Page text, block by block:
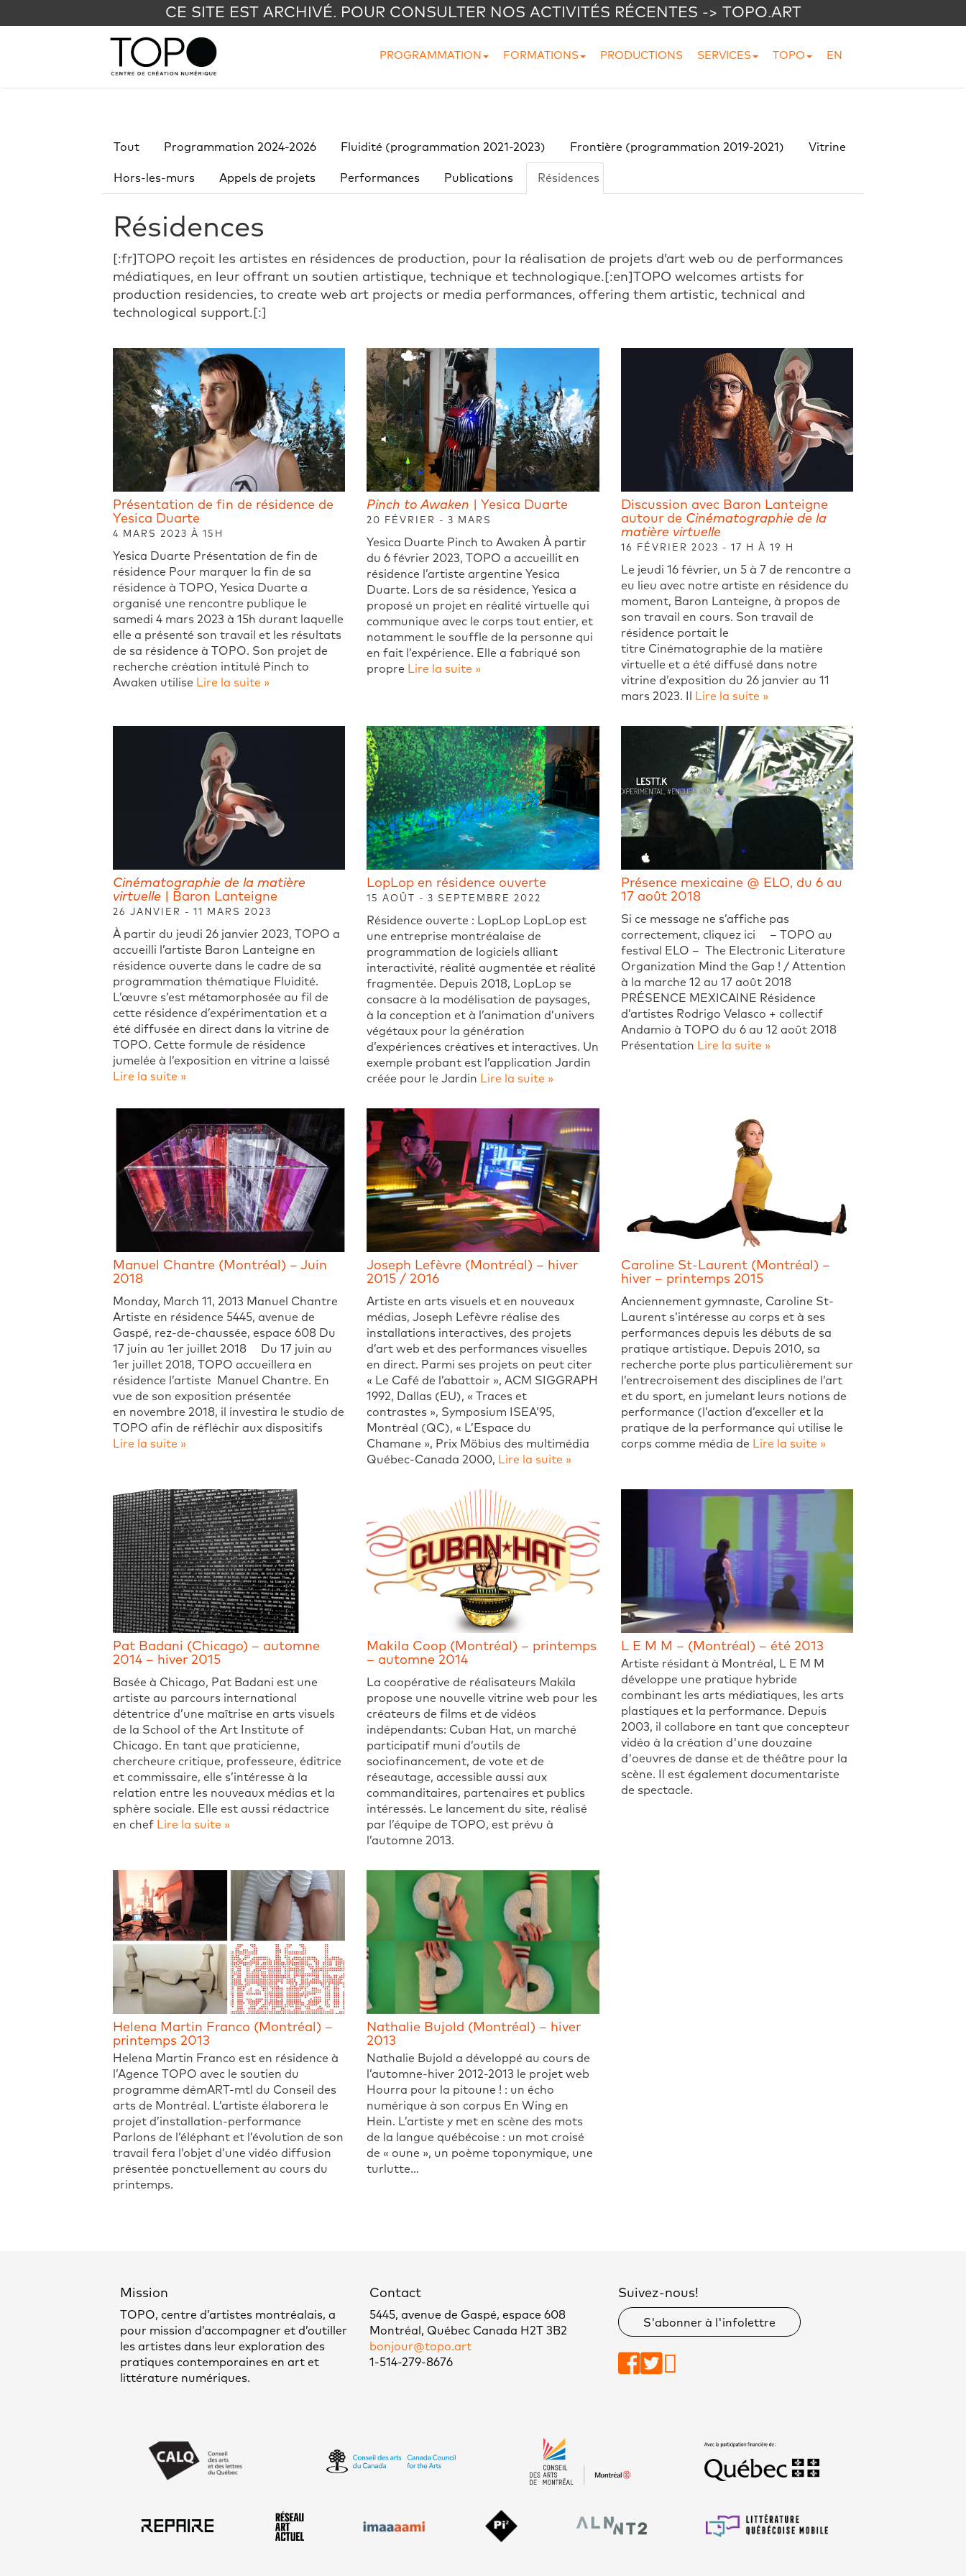
CE SITE EST ARCHIVÉ. POUR CONSULTER NOS ACTIVITÉS RÉCENTES -> TOPO.ART
PROGRAMMATION FORMATIONS PRODUCTIONS SERVICES TOPO EN
Tout Programmation 2024-2026 Fluidité (programmation 2021-2023) Frontière (programmation 2019-2021) Vitrine
Hors-les-murs Appels de projets Performances Publications Résidences
Résidences
[:fr]TOPO reçoit les artistes en résidences de production, pour la réalisation de projets d’art web ou de performances
médiatiques, en leur offrant un soutien artistique, technique et technologique.[:en]TOPO welcomes artists for
production residencies, to create web art projects or media performances, offering them artistic, technical and
technological support.[:]
Présentation de fin de résidence de
Yesica Duarte
4 MARS 2023 À 15H
Yesica Duarte Présentation de fin de
résidence Pour marquer la fin de sa
résidence à TOPO, Yesica Duarte a
organisé une rencontre publique le
samedi 4 mars 2023 à 15h durant laquelle
elle a présenté son travail et les résultats
de sa résidence à TOPO. Son projet de
recherche création intitulé Pinch to
Awaken utilise Lire la suite »
Pinch to Awaken | Yesica Duarte
20 FÉVRIER - 3 MARS
Yesica Duarte Pinch to Awaken À partir
du 6 février 2023, TOPO a accueillit en
résidence l’artiste argentine Yesica
Duarte. Lors de sa résidence, Yesica a
proposé un projet en réalité virtuelle qui
communique avec le corps tout entier, et
notamment le souffle de la personne qui
en fait l’expérience. Elle a fabriqué son
propre Lire la suite »
Discussion avec Baron Lanteigne
autour de Cinématographie de la
matière virtuelle
16 FÉVRIER 2023 - 17 H À 19 H
Le jeudi 16 février, un 5 à 7 de rencontre a
eu lieu avec notre artiste en résidence du
moment, Baron Lanteigne, à propos de
son travail en cours. Son travail de
résidence portait le
titre Cinématographie de la matière
virtuelle et a été diffusé dans notre
vitrine d’exposition du 26 janvier au 11
mars 2023. Il
Lire la suite »
Cinématographie de la matière
virtuelle | Baron Lanteigne
26 JANVIER - 11 MARS 2023
À partir du jeudi 26 janvier 2023, TOPO a
accueilli l’artiste Baron Lanteigne en
résidence ouverte dans le cadre de sa
programmation thématique Fluidité.
L’œuvre s’est métamorphosée au fil de
cette résidence d’expérimentation et a
été diffusée en direct dans la vitrine de
TOPO. Cette formule de résidence
jumelée à l’exposition en vitrine a laissé
Lire la suite »
LopLop en résidence ouverte
15 AOÛT - 3 SEPTEMBRE 2022
Résidence ouverte : LopLop LopLop est
une entreprise montréalaise de
programmation de logiciels alliant
interactivité, réalité augmentée et réalité
fragmentée. Depuis 2018, LopLop se
consacre à la modélisation de paysages,
à la conception et à l’animation d’univers
végétaux pour la génération
d’expériences créatives et interactives. Un
exemple probant est l’application Jardin
créée pour le Jardin Lire la suite »
Présence mexicaine @ ELO, du 6 au
17 août 2018
Si ce message ne s’affiche pas
correctement, cliquez ici – TOPO au
festival ELO – The Electronic Literature
Organization Mind the Gap ! / Attention
à la marche 12 au 17 août 2018
PRÉSENCE MEXICAINE Résidence
d’artistes Rodrigo Velasco + collectif
Andamio à TOPO du 6 au 12 août 2018
Présentation Lire la suite »
Manuel Chantre (Montréal) – Juin
2018
Monday, March 11, 2013 Manuel Chantre
Artiste en résidence 5445, avenue de
Gaspé, rez-de-chaussée, espace 608 Du
17 juin au 1er juillet 2018 Du 17 juin au
1er juillet 2018, TOPO accueillera en
résidence l’artiste Manuel Chantre. En
vue de son exposition présentée
en novembre 2018, il investira le studio de
TOPO afin de réfléchir aux dispositifs
Lire la suite »
Joseph Lefèvre (Montréal) – hiver
2015 / 2016
Artiste en arts visuels et en nouveaux
médias, Joseph Lefèvre réalise des
installations interactives, des projets
d’art web et des performances visuelles
en direct. Parmi ses projets on peut citer
« Le Café de l’abattoir », ACM SIGGRAPH
1992, Dallas (EU), « Traces et
contrastes », Symposium ISEA’95,
Montréal (QC), « L’Espace du
Chamane », Prix Möbius des multimédia
Québec-Canada 2000, Lire la suite »
Caroline St-Laurent (Montréal) –
hiver – printemps 2015
Anciennement gymnaste, Caroline St-
Laurent s’intéresse au corps et à ses
performances depuis les débuts de sa
pratique artistique. Depuis 2010, sa
recherche porte plus particulièrement sur
l’entrecroisement des disciplines de l’art
et du sport, en jumelant leurs notions de
performance (l’action d’exceller et la
pratique de la performance qui utilise le
corps comme média de Lire la suite »
Pat Badani (Chicago) – automne
2014 – hiver 2015
Basée à Chicago, Pat Badani est une
artiste au parcours international
détentrice d’une maîtrise en arts visuels
de la School of the Art Institute of
Chicago. En tant que praticienne,
chercheure critique, professeure, éditrice
et commissaire, elle s’intéresse à la
relation entre les nouveaux médias et la
sphère sociale. Elle est aussi rédactrice
en chef Lire la suite »
Makila Coop (Montréal) – printemps
– automne 2014
La coopérative de réalisateurs Makila
propose une nouvelle vitrine web pour les
créateurs de films et de vidéos
indépendants: Cuban Hat, un marché
participatif muni d’outils de
sociofinancement, de vote et de
réseautage, accessible aussi aux
commanditaires, partenaires et publics
intéressés. Le lancement du site, réalisé
par l’équipe de TOPO, est prévu à
l’automne 2013.
L E M M – (Montréal) – été 2013
Artiste résidant à Montréal, L E M M
développe une pratique hybride
combinant les arts médiatiques, les arts
plastiques et la performance. Depuis
2003, il collabore en tant que concepteur
vidéo à la création d'une douzaine
d'oeuvres de danse et de théâtre pour la
scène. Il est également documentariste
de spectacle.
Helena Martin Franco (Montréal) –
printemps 2013
Helena Martin Franco est en résidence à
l’Agence TOPO avec le soutien du
programme démART-mtl du Conseil des
arts de Montréal. L’artiste élaborera le
projet d’installation-performance
Parlons de l’éléphant et l’évolution de son
travail fera l’objet d’une vidéo diffusion
présentée ponctuellement au cours du
printemps.
Nathalie Bujold (Montréal) – hiver
2013
Nathalie Bujold a développé au cours de
l’automne-hiver 2012-2013 le projet web
Hourra pour la pitoune ! : un écho
numérique à son corpus En Wing en
Hein. L’artiste y met en scène des mots
de la langue québécoise : un mot croisé
de « oune », un poème toponymique, une
turlutte…
Mission
TOPO, centre d’artistes montréalais, a
pour mission d’accompagner et d’outiller
les artistes dans leur exploration des
pratiques contemporaines en art et
littérature numériques.
Contact
5445, avenue de Gaspé, espace 608
Montréal, Québec Canada H2T 3B2
bonjour@topo.art
1-514-279-8676
Suivez-nous!
S'abonner à l'infolettre